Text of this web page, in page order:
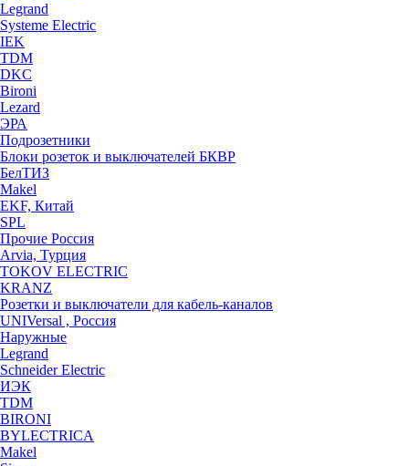
Legrand
Systeme Electric
IEK
TDM
DKC
Bironi
Lezard
ЭРА
Подрозетники
Блоки розеток и выключателей БКВР
БелТИЗ
Makel
EKF, Китай
SPL
Прочие Россия
Arvia, Турция
TOKOV ELECTRIC
KRANZ
Розетки и выключатели для кабель-каналов
UNIVersal , Россия
Наружные
Legrand
Schneider Electric
ИЭК
TDM
BIRONI
BYLECTRICA
Makel